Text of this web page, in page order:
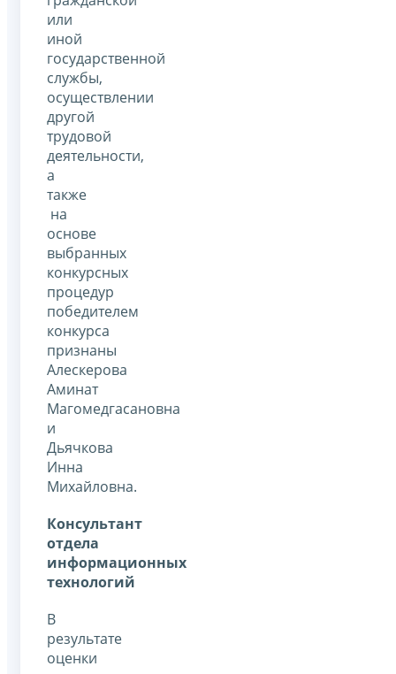
или
иной
государственной
службы,
осуществлении
другой
трудовой
деятельности,
а
также
на
основе
выбранных
конкурсных
процедур
победителем
конкурса
признаны
Алескерова
Аминат
Магомедгасановна
и
Дьячкова
Инна
Михайловна.
Консультант
отдела
информационных
технологий
В
результате
оценки